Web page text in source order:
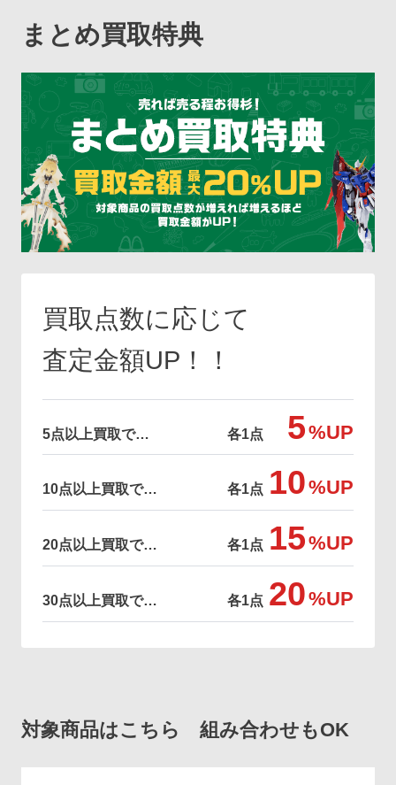
まとめ買取特典
買取点数に応じて
査定金額UP！！
5点以上買取で… 各1点 5%UP
10点以上買取で… 各1点 10%UP
20点以上買取で… 各1点 15%UP
30点以上買取で… 各1点 20%UP
対象商品はこちら 組み合わせもOK